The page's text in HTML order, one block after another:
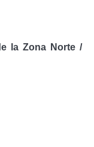
la Zona Norte /